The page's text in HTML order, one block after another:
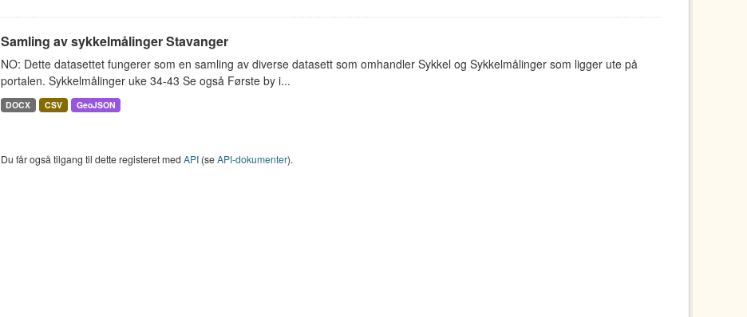
Samling av sykkelmålinger Stavanger
NO: Dette datasettet fungerer som en samling av diverse datasett som omhandler Sykkel og Sykkelmålinger som ligger ute på
portalen. Sykkelmålinger uke 34-43 Se også Første by i...
DOCX CSV GeoJSON
Du får også tilgang til dette registeret med API(seAPI-dokumenter).